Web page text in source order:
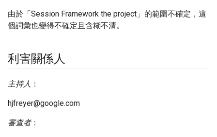
由於「Session Framework the project」的範圍不確定，這
個詞彙也變得不確定且含糊不清。
利害關係人
主持人 ：
hjfreyer@google.com
審查者：